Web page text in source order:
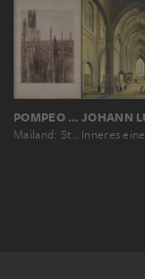
POMPEO POZZI
Mailand: Strebepfeiler und Fialen des Doms